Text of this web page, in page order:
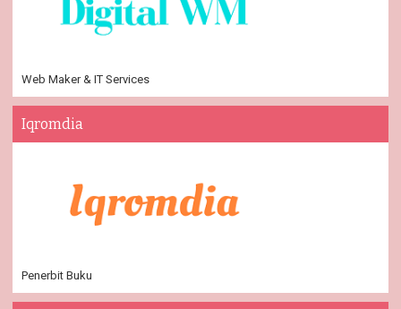
Web Maker & IT Services
Iqromdia
Penerbit Buku